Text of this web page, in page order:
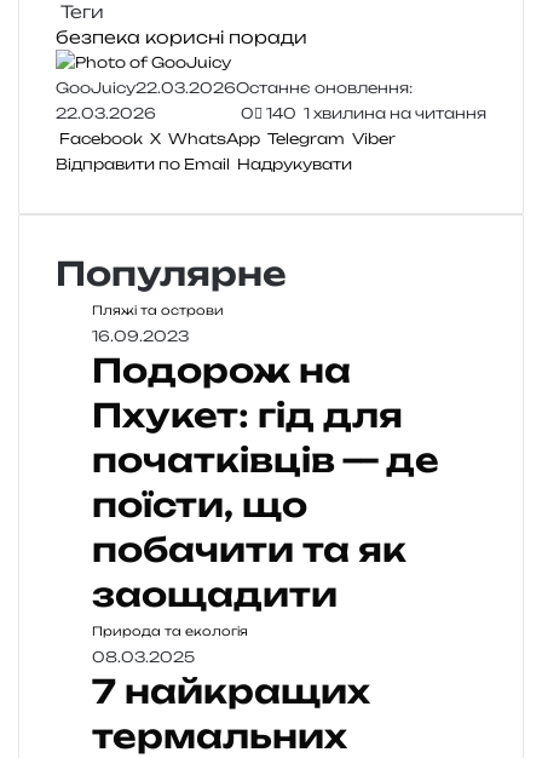
Теги
безпека корисні поради
GooJuicy22.03.2026Останнє оновлення:
22.03.2026
0 140 1 хвилина на читання
Facebook X WhatsApp Telegram Viber
Відправити по Email Надрукувати
Популярне
Пляжі та острови
16.09.2023
Подорож на
Пхукет: гід для
початківців — де
поїсти, що
побачити та як
заощадити
Природа та екологія
08.03.2025
7 найкращих
термальних